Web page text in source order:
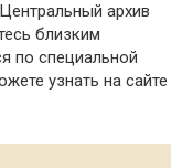
архив
близким
по специальной
узнать на сайте